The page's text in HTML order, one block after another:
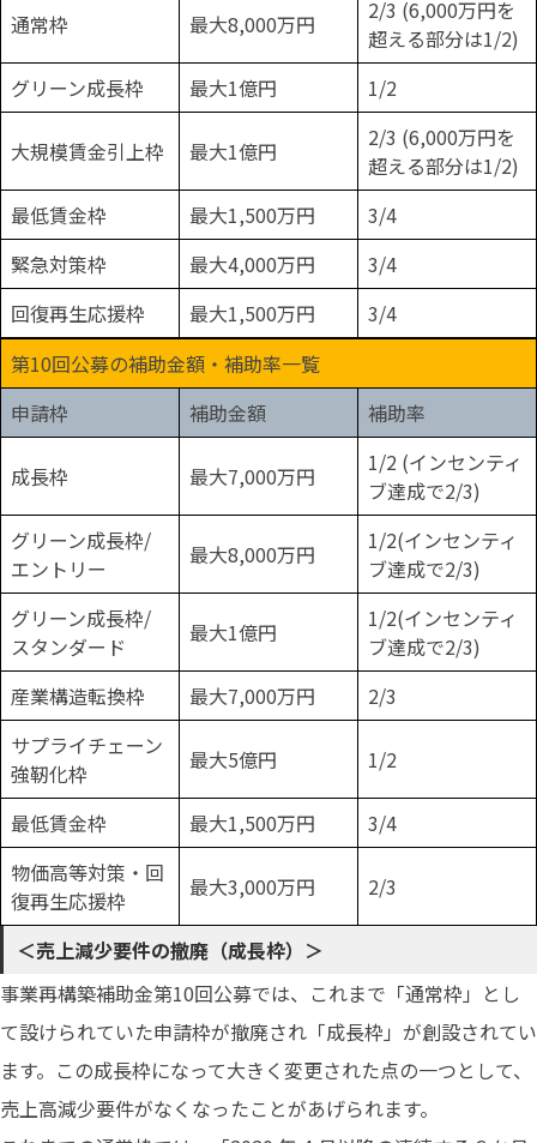
通常枠 最大8,000万円
2/3 (6,000万円を
超える部分は1/2)
グリーン成長枠
最大1億円 1/2
大規模賃金引上枠 最大1億円
2/3 (6,000万円を
超える部分は1/2)
最低賃金枠
最大1,500万円
3/4
緊急対策枠
最大4,000万円
3/4
回復再生応援枠
最大1,500万円
3/4
第10回公募の補助金額・補助率一覧
申請枠
補助金額 補助率
成長枠 最大7,000万円
1/2 (インセンティ
ブ達成で2/3)
グリーン成長枠/
エントリー
最大8,000万円
1/2(インセンティ
ブ達成で2/3)
グリーン成長枠/
スタンダード
最大1億円
1/2(インセンティ
ブ達成で2/3)
産業構造転換枠
最大7,000万円
2/3
サプライチェーン
強靭化枠
最大5億円 1/2
最低賃金枠 最大1,500万円
3/4
物価高等対策・回
復再生応援枠
最大3,000万円 2/3
＜売上減少要件の撤廃（成長枠）＞
事業再構築補助金第10回公募では、これまで「通常枠」とし
て設けられていた申請枠が撤廃され「成長枠」が創設されてい
ます。この成長枠になって大きく変更された点の一つとして、
売上高減少要件がなくなったことがあげられます。